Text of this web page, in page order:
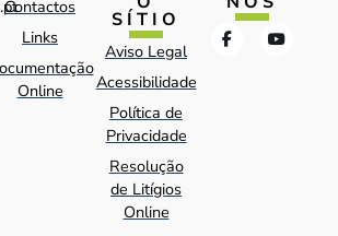
Contactos
Links
Online
SÍTIO
Aviso Legal
Acessibilidade
Política de
Privacidade
Resolução
de Litígios
Online